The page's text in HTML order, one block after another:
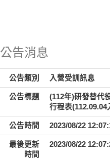
公告消息
公告類別 入營受訓訊息
公告標題
(112年)研發替代
行程表(112.09.04
公告時間 2023/08/22
最後更新
時間
2023/08/22